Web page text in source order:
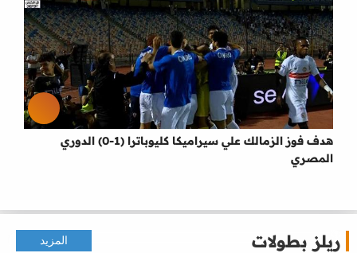
هدف فوز الزمالك علي سيراميكا كليوباترا (1-0) الدوري
المصري
ريلز بطولات المزيد